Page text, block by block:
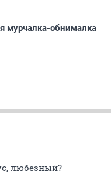
мурчалка-обнималка
любезный?